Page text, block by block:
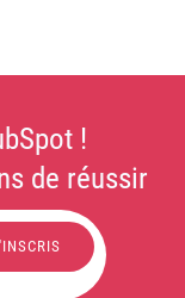
!
de réussir